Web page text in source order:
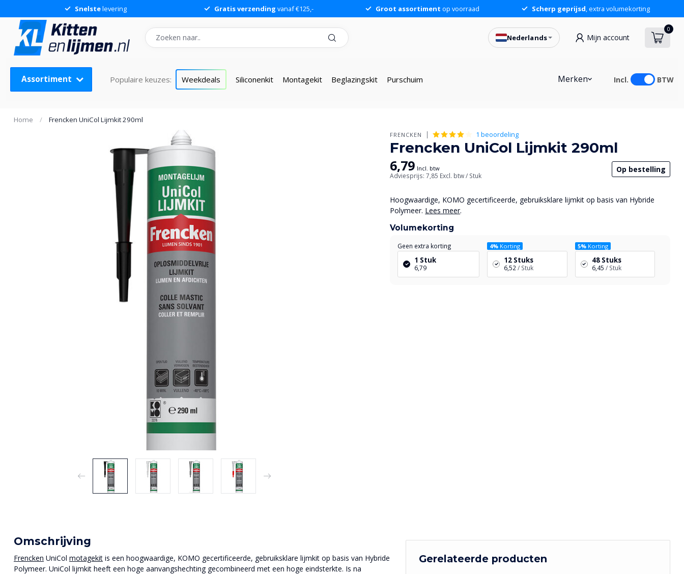
Snelstelevering Gratis verzending vanaf €125,- Groot assortiment op voorraad Scherp geprijsd, extra volumekorting
Nederlands Mijn account
0
Assortiment Populaire keuzes: Weekdeals Siliconenkit Montagekit Beglazingskit Purschuim Merken Incl. BTW
Home / Frencken UniCol Lijmkit 290ml
Frencken UniCol Lijmkit 290ml 6,79 In winkelwagen
FRENCKEN 1 beoordeling
Frencken UniCol Lijmkit 290ml
6,79 Incl. btw
Adviesprijs: 7,85 Excl. btw/ Stuk
Op bestelling
Hoogwaardige, KOMO gecertificeerde, gebruiksklare lijmkit op basis van Hybride
Polymeer. Lees meer.
Volumekorting
Geen extra korting
1 Stuk
6,79
4% Korting
12 Stuks
6,52 / Stuk
5%Korting
48 Stuks
6,45 / Stuk
Omschrijving
Frencken UniCol motagekit is een hoogwaardige, KOMO gecertificeerde, gebruiksklare lijmkit op basis van Hybride
Polymeer. UniCol lijmkit heeft een hoge aanvangshechting gecombineerd met een hoge eindsterkte. Is na
Gerelateerde producten